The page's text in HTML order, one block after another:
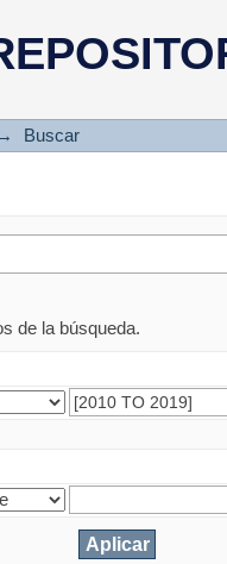
→ Buscar
de la búsqueda.